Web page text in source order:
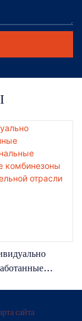
Отрасли
сайта